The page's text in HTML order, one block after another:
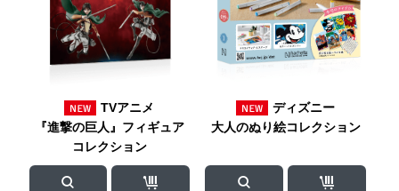
TVアニメ
『進撃の巨人』 フィギュア
コレクション
ディズニー
大人のぬり絵コレクション